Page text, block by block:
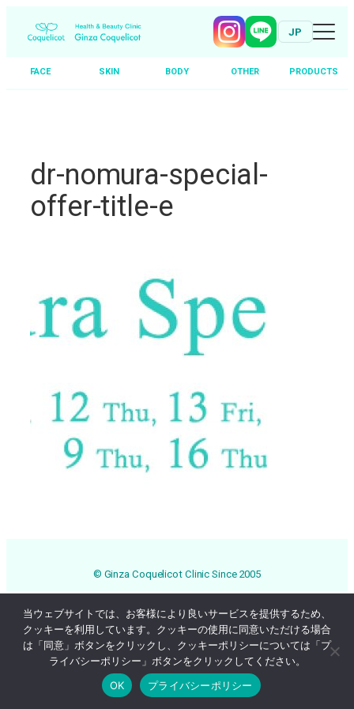
JP
FACE SKIN BODY OTHER PRODUCTS
Online Reservation 03-3569-1233
dr-nomura-special-
offer-title-e
© Ginza Coquelicot Clinic Since 2005
当ウェブサイトでは、お客様により良いサービスを提供するため、
クッキーを利用しています。クッキーの使用に同意いただける場合
は「同意」ボタンをクリックし、クッキーポリシーについては「プ
ライバシーポリシー」ボタンをクリックしてください。
OK
プライバシーポリシー